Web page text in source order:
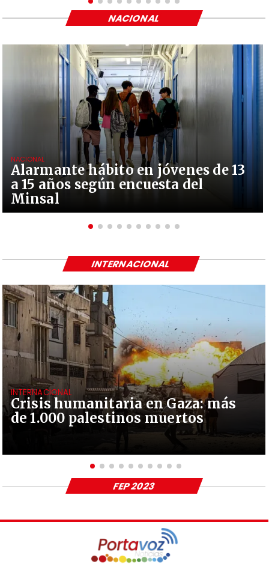
Alarmante hábito en jóvenes de 13
a 15 años según encuesta del
Minsal
NACIONAL
NACIONAL
Crisis humanitaria en Gaza: más
de 1.000 palestinos muertos
INTERNACIONAL
INTERNACIONAL
FEP 2023